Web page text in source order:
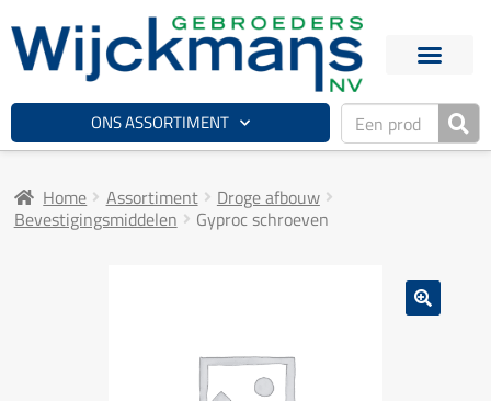
ONS ASSORTIMENT
Home Assortiment
Droge afbouw
Bevestigingsmiddelen
Gyproc schroeven